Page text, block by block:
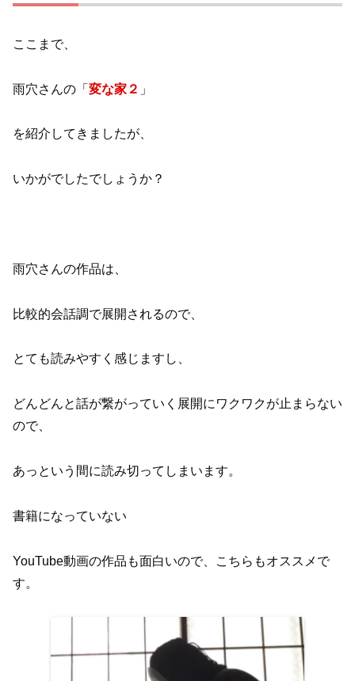
ここまで、
雨穴さんの「 変な家２ 」
を紹介してきましたが、
いかがでしたでしょうか？
雨穴さんの作品は、
比較的会話調で展開されるので、
とても読みやすく感じますし、
どんどんと話が繋がっていく展開にワクワクが止まらない
ので、
あっという間に読み切ってしまいます。
書籍になっていない
YouTube動画の作品も面白いので、こちらもオススメで
す。